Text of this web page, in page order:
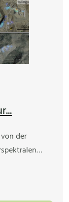
der